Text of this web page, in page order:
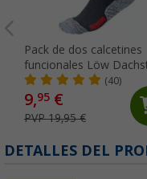
Pack de dos calcetines
funcionales Löw
(40)
9,95 €
PVP 19,95 €
DETALLES DEL